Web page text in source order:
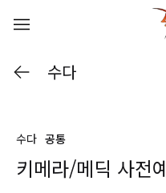
수다
수다 공통
키메라/메딕 사전